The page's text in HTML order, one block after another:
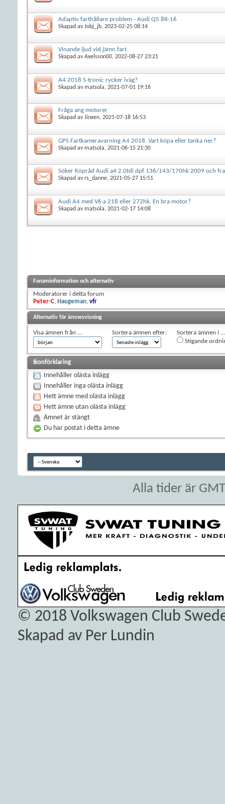
Adaptiv farthållare problem - Audi Q5 8R-16
Skapad avJobj_jb, 2023-02-25 08:14
Vinande ljud vid jämn fart
Skapad avAxelsson00, 2022-08-27 23:21
A4 2018 S-tronic rycker iväg?
Skapad avmatsola, 2021-07-01 19:16
Fråga ang motorer
Skapad avJinxen, 2021-07-18 16:53
GPS Fartkameravarning A4 2018. Vart köpa eller tanka ner?
Skapad avmatsola, 2021-06-15 21:30
Söker Köpråd Audi a4 2.0tdi dpf 136/143/170hk 2009 och
Skapad avrs_danne, 2021-05-27 15:51
Audi A4 med V6:a 218 eller 272hk. En bra motor?
Skapad avmatsola, 2021-02-17 14:08
Foruminformation och alternativ
Moderatorer i detta forum
Peter-C, Haugeman, vfr
Alternativ för ämnesvisning
Visa ämnen från ... Sortera ämnen efter:
Sortera ämnen i ...
Stigande
Ikonförklaring
Innehåller olästa inlägg
Innehåller inga olästa inlägg
Hett ämne med olästa inlägg
Hett ämne utan olästa inlägg
Ämnet är stängt
Du har postat i detta ämne
Alla tider är
© 2018 Volkswagen Club
Skapad av Per Lundin